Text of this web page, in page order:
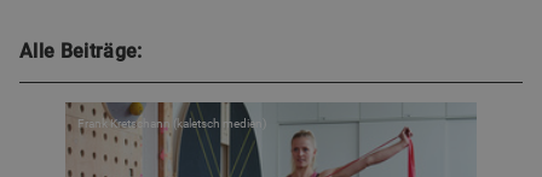
Alle Beiträge:
Frank Kretschann (kaletsch medien)